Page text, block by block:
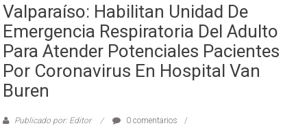
Valparaíso: Habilitan Unidad De
Emergencia Respiratoria Del Adulto
Para Atender Potenciales Pacientes
Por Coronavirus En Hospital Van
Buren
Publicado por: Editor
0 comentarios